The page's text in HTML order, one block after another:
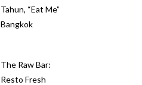
Tahun, “Eat Me”
Bangkok
The Raw Bar:
Resto Fresh